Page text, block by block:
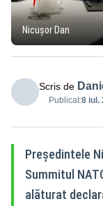
Nicușor Dan
Scris de
Publicat:8 iul.
Preşedintele
Summitul
alăturat